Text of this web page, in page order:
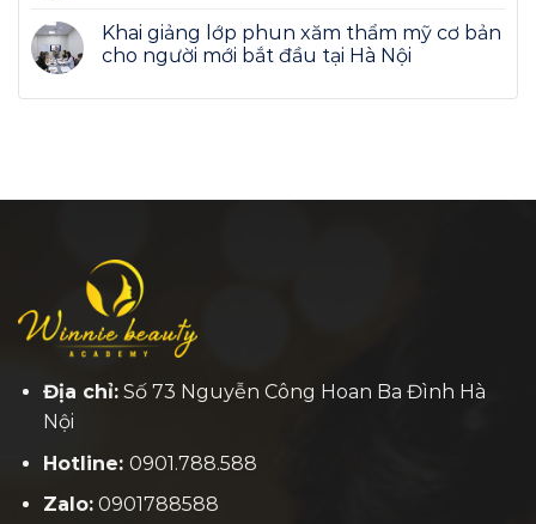
Khai giảng lớp phun xăm thẩm mỹ cơ bản
cho người mới bắt đầu tại Hà Nội
Địa chỉ:Số 73 Nguyễn Công Hoan Ba Đình Hà
Nội
Hotline: 0901.788.588
Zalo:0901788588